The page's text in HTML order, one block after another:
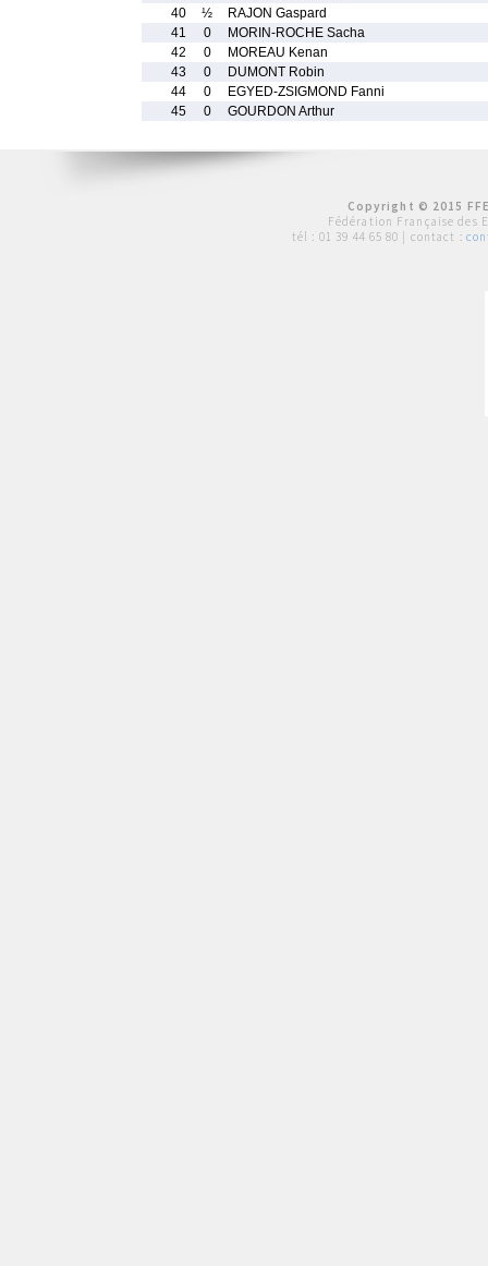
40
½
RAJON Gaspard
41
0
MORIN-ROCHE Sacha
42
0
MOREAU Kenan
43
0
DUMONT Robin
44
0
EGYED-ZSIGMOND Fanni
45
0 GOURDON Arthur
Copyright © 2015
Fédération Française des
tél : 01 39 44 65 80 | contact :